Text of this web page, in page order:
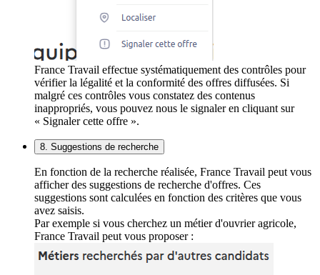
France Travail effectue systématiquement des contrôles pour
vérifier la légalité et la conformité des offres diffusées. Si
malgré ces contrôles vous constatez des contenus
inappropriés, vous pouvez nous le signaler en cliquant sur
« Signaler cette offre ».
8. Suggestions de recherche
En fonction de la recherche réalisée, France Travail peut vous
afficher des suggestions de recherche d'offres. Ces
suggestions sont calculées en fonction des critères que vous
avez saisis.
Par exemple si vous cherchez un métier d'ouvrier agricole,
France Travail peut vous proposer :